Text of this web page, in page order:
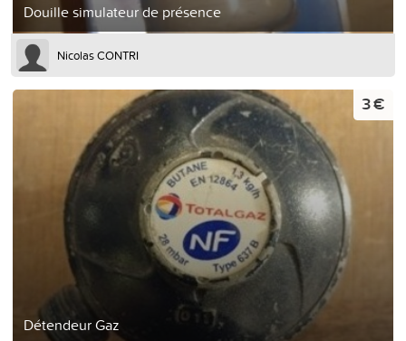
Douille simulateur de présence
Nicolas CONTRI
Détendeur Gaz
3 €